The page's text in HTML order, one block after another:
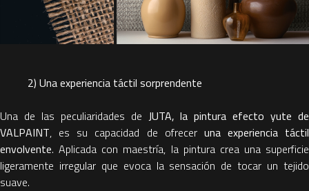
2) Una experiencia táctil sorprendente
Una de las peculiaridades de JUTA, la pintura efecto yute de
VALPAINT, es su capacidad de ofrecer una experiencia táctil
envolvente. Aplicada con maestría, la pintura crea una superficie
ligeramente irregular que evoca la sensación de tocar un tejido
suave.